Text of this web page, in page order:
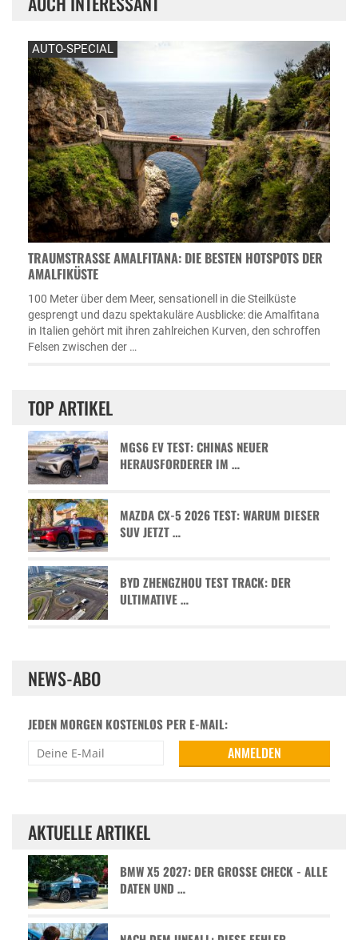
AUTO-SPECIAL
TRAUMSTRASSE AMALFITANA: DIE BESTEN HOTSPOTS DER A
MALFIKÜSTE
100 Meter über dem Meer, sensationell in die Steilküste
gesprengt und dazu spektakuläre Ausblicke: die Amalfitana
in Italien gehört mit ihren zahlreichen Kurven, den schroffen
Felsen zwischen der …
TOP ARTIKEL
MGS6 EV TEST: CHINAS NEUER
HERAUSFORDERER IM …
MAZDA CX-5 2026 TEST: WARUM DIESER
SUV JETZT …
BYD ZHENGZHOU TEST TRACK: DER
ULTIMATIVE …
NEWS-ABO
JEDEN MORGEN KOSTENLOS PER E-MAIL:
AKTUELLE ARTIKEL
BMW X5 2027: DER GROSSE CHECK - ALLE D
ATEN UND …